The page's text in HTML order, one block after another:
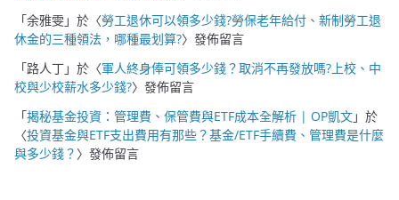
「余雅雯」於〈勞工退休可以領多少錢?勞保老年給付、新制勞工退
休金的三種領法，哪種最划算?〉發佈留言
「路人丁」於〈軍人終身俸可領多少錢？取消不再發放嗎?上校、中
校與少校薪水多少錢?〉發佈留言
「揭秘基金投資：管理費、保管費與ETF成本全解析 | OP凱文」於
〈投資基金與ETF支出費用有那些？基金/ETF手續費、管理費是什麼
與多少錢？ 〉發佈留言